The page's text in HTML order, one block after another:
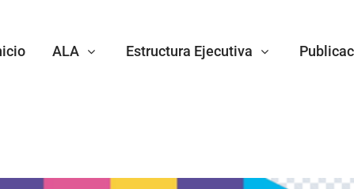
ALA Estructura Ejecutiva